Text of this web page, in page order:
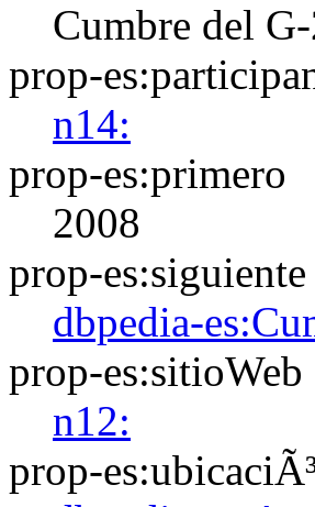
Cumbre del
prop-
n14:
prop-es:primero
2008
prop-es:siguiente
dbpedia-
prop-es:sitioWeb
n12:
prop-